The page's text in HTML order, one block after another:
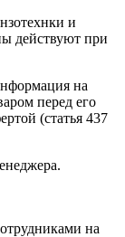
и
действуют при
на
перед его
(статья 437
на